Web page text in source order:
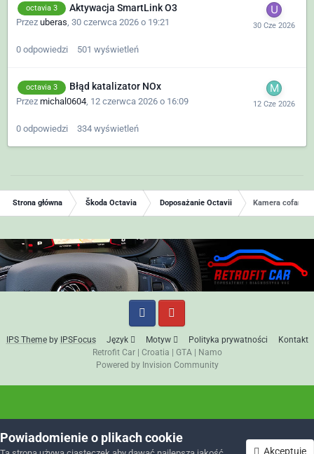
octavia 3 Aktywacja SmartLink O3
Przez uberas, 30 czerwca 2026 o 19:21
0 odpowiedzi 501 wyświetleń
octavia 3 Błąd katalizator NOx
Przez michal0604 12 czerwca 2026 o 16:09
0 odpowiedzi 334 wyświetleń
Strona główna Škoda Octavia Doposażanie Octavii Kamera cofania
IPS Themeby IPSFocus Język Motyw Polityka prywatności
Kontakt
Retrofit Car| Croatia | GTA| Namo
Powered by Invision Community
Powiadomienie o plikach cookie
Akceptuję